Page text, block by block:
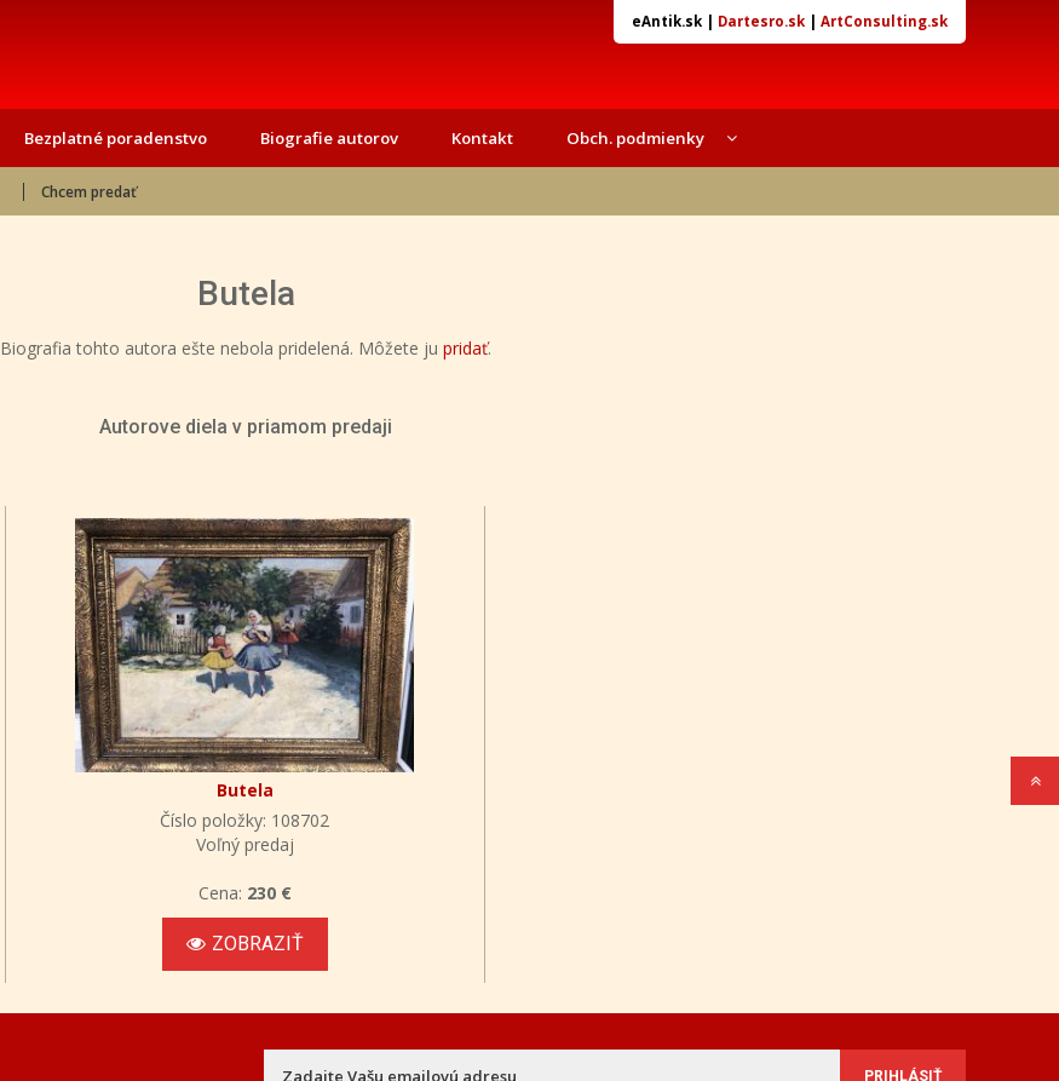
eAntik.sk| Dartesro.sk| ArtConsulting.sk
Bezplatné poradenstvo Biografie autorov Kontakt Obch. podmienky
Chcem predať
Butela
Biografia tohto autora ešte nebola pridelená. Môžete ju pridať.
Autorove diela v priamom predaji
Butela
Číslo položky: 108702
Voľný predaj
Cena: 230 €
ZOBRAZIŤ